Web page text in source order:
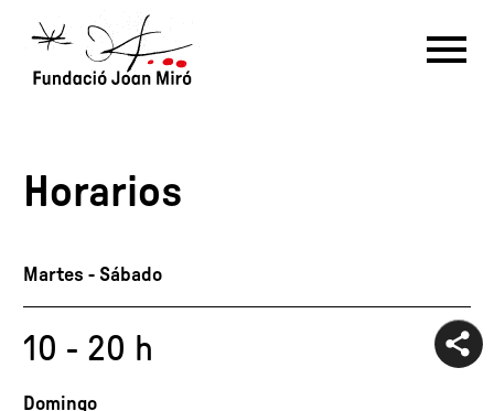
Prepara la visita
Horarios
Martes - Sábado
10 - 20 h
Domingo